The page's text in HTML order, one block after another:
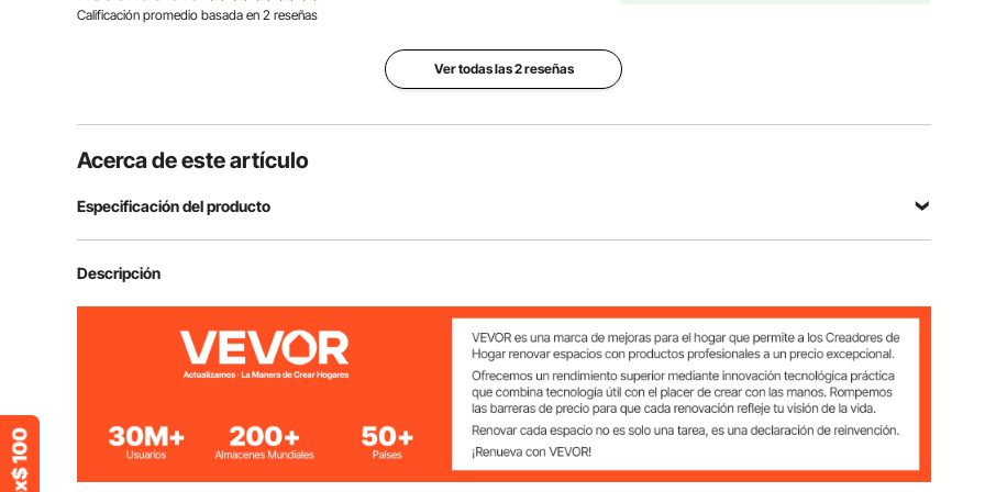
principal
cobre
3 kg
(largo x
85 x 43 x
Ver todas las especificaciones
Calificación promedio basada en 2 reseñas
Ver todas las 2 reseñas
Acerca de este artículo
Especificación del producto
Número de modelo del artículo
Tensión y corriente nominales CC 12V 80A
Material principal Aislador de plástico PA6 + cable de cobre
Descripción